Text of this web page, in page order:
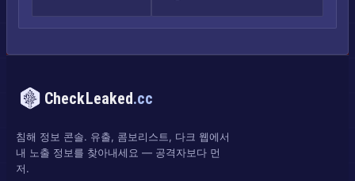
CheckLeaked.cc
침해 정보 콘솔. 유출, 콤보리스트, 다크 웹에서
내 노출 정보를 찾아내세요 — 공격자보다 먼
저.